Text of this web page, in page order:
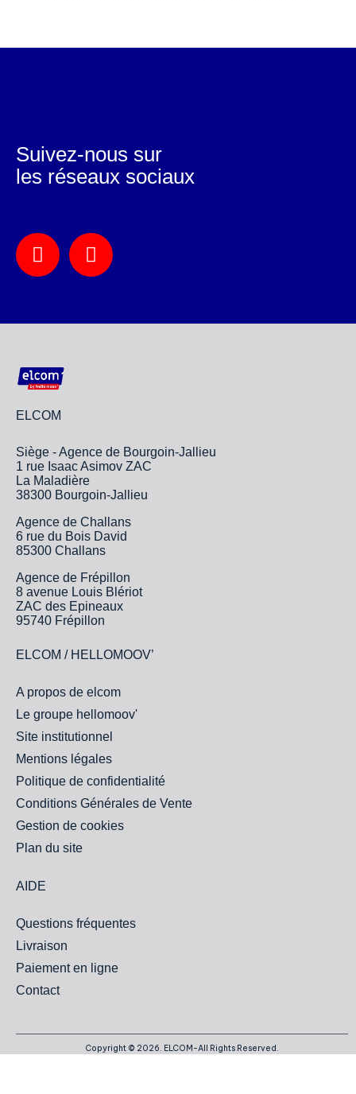
ELCOM
Siège - Agence de Bourgoin-Jallieu
1 rue Isaac Asimov ZAC
La Maladière
38300 Bourgoin-Jallieu
Agence de Challans
6 rue du Bois David
85300 Challans
Agence de Frépillon
8 avenue Louis Blériot
ZAC des Epineaux
95740 Frépillon
ELCOM / HELLOMOOV’
A propos de elcom
Le groupe hellomoov'
Site institutionnel
Mentions légales
Politique de confidentialité
Conditions Générales de Vente
Gestion de cookies
Plan du site
AIDE
Questions fréquentes
Livraison
Paiement en ligne
Contact
Copyright © 2026. ELCOM-All Rights Reserved.
Suivez-nous sur
les réseaux sociaux